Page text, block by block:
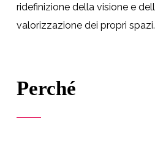
ridefinizione della visione e
valorizzazione dei propri spazi.
Perché